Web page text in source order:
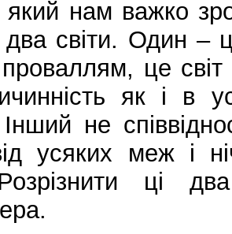
який нам важко
два світи. Один –
проваллям, це
як і в
Інший не
усяких меж і
ці